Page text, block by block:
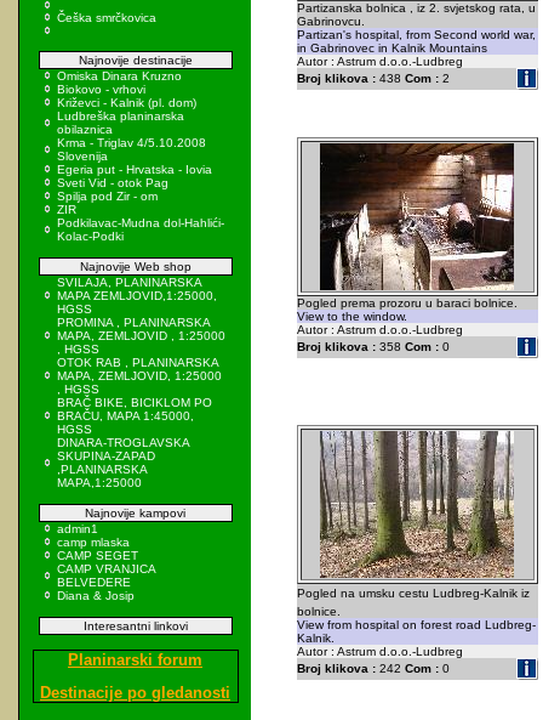
Češka smrčkovica
Najnovije destinacije
Omiska Dinara Kruzno
Biokovo - vrhovi
Križevci - Kalnik (pl. dom)
Ludbreška planinarska
obilaznica
Krma - Triglav 4/5.10.2008
Slovenija
Egeria put - Hrvatska - Iovia
Sveti Vid - otok Pag
Spilja pod Zir - om
ZIR
Podkilavac-Mudna dol-Hahlići-
Kolac-Podki
Najnovije Web shop
SVILAJA, PLANINARSKA
MAPA ZEMLJOVID,1:25000,
HGSS
PROMINA , PLANINARSKA
MAPA, ZEMLJOVID , 1:25000
, HGSS
OTOK RAB , PLANINARSKA
MAPA, ZEMLJOVID, 1:25000
, HGSS
BRAČ BIKE, BICIKLOM PO
BRAČU, MAPA 1:45000,
HGSS
DINARA-TROGLAVSKA
SKUPINA-ZAPAD
,PLANINARSKA
MAPA,1:25000
Najnovije kampovi
admin1
camp mlaska
CAMP SEGET
CAMP VRANJICA
BELVEDERE
Diana & Josip
Interesantni linkovi
Planinarski forum
Destinacije po gledanosti
Partizanska bolnica , iz 2. svjetskog rata, u
Gabrinovcu.
Partizan's hospital, from Second world war,
in Gabrinovec in Kalnik Mountains
Autor : Astrum d.o.o.-Ludbreg
Broj klikova :438 Com :2
Pogled prema prozoru u baraci bolnice.
View to the window.
Autor : Astrum d.o.o.-Ludbreg
Broj klikova :358 Com :0
Pogled na umsku cestu Ludbreg-Kalnik iz
bolnice.
View from hospital on forest road Ludbreg-
Kalnik.
Autor : Astrum d.o.o.-Ludbreg
Broj klikova :242 Com :0